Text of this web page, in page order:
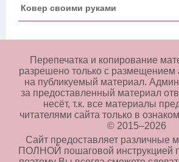
Ковер своими руками
Перепечатка и копирование
разрешено только с размещением
на публикуемый материал.
за предоставленный материал
несёт, т.к. все материалы
читателями сайта только в
© 2015–2026
Сайт предоставляет различные
ПОЛНОЙ пошаговой инструкцией